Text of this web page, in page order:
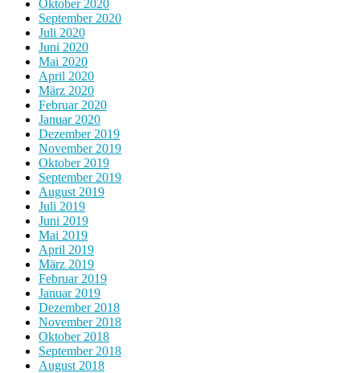
Oktober 2020
September 2020
Juli 2020
Juni 2020
Mai 2020
April 2020
März 2020
Februar 2020
Januar 2020
Dezember 2019
November 2019
Oktober 2019
September 2019
August 2019
Juli 2019
Juni 2019
Mai 2019
April 2019
März 2019
Februar 2019
Januar 2019
Dezember 2018
November 2018
Oktober 2018
September 2018
August 2018